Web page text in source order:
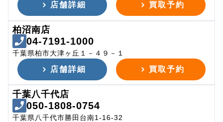
店舗詳細 買取予約
柏沼南店
04-7191-1000
千葉県柏市大津ヶ丘１－４９－１
店舗詳細 買取予約
千葉八千代店
050-1808-0754
千葉県八千代市勝田台南1-16-32